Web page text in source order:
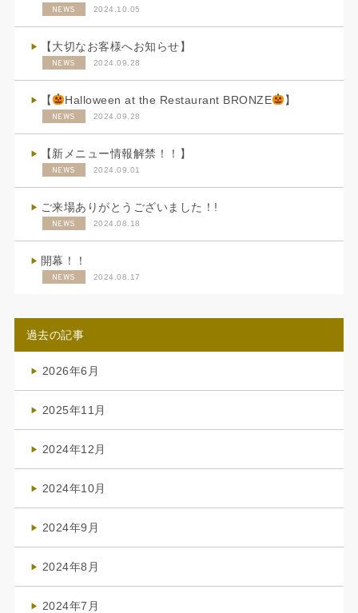
NEWS 2024.10.05
【大切なお客様へお知らせ】
NEWS 2024.09.28
【 Halloween at the Restaurant BRONZE 】
NEWS 2024.09.28
【新メニュー情報解禁！！】
NEWS 2024.09.01
ご来場ありがとうございました！!
NEWS 2024.08.18
開幕！！
NEWS 2024.08.17
過去の記事
2026年6月
2025年11月
2024年12月
2024年10月
2024年9月
2024年8月
2024年7月